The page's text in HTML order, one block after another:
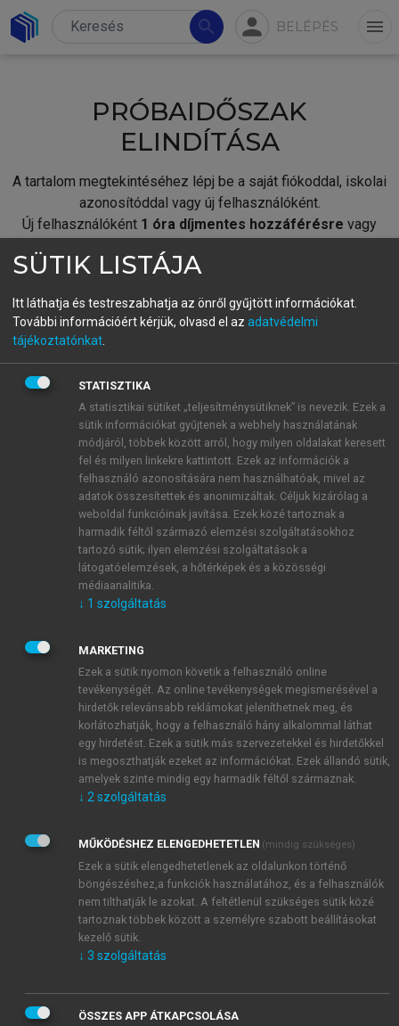
search person BELÉPÉS menu
PRÓBAIDŐSZAK
ELINDÍTÁSA
A tartalom megtekintéséhez lépj be a saját fiókoddal, iskolai
azonosítóddal vagy új felhasználóként.
Új felhasználóként 1 óra díjmentes hozzáférésre vagy
fiókoddal,vagy hozz létre új fiókot.
A regisztráció után apróbaidőszakautomatikusan
BELÉPÉS SAJÁT FIÓKKAL
ÚJ FIÓK LÉTREHOZÁSA
1 óra díjmentes hozzáférés
E-MAIL-CÍM
JELSZÓ
JELSZÓ ÚJRA
Kérek értesítést a MeRSZ újdonságairól, akcióiról.
Kérek értesítést az Akadémiai Kiadó Zrt. újdonságairól,
Adatkezelési tájékoztatóbanfoglaltakat tudomásul
veszem és elfogadom.
Általános vásárlási feltételeket, valamint a szotar.netés a
mersz.huoldalak licencszerződéseiben foglaltakat
tudomásul veszem és elfogadom.
KIPRÓBÁLOM
SÜTIK LISTÁJA
Itt láthatja és testreszabhatja az önről gyűjtött információkat.
További információért kérjük, olvasd el az adatvédelmi
tájékoztatónkat
STATISZTIKA
A statisztikai sütiket „teljesítménysütiknek” is nevezik. Ezek a
sütik információkat gyűjtenek a webhely használatának
módjáról, többek között arról, hogy milyen oldalakat keresett
fel és milyen linkekre kattintott. Ezek az információk a
felhasználó azonosítására nem használhatóak, mivel az
adatok összesítettek és anonimizáltak. Céljuk kizárólag a
weboldal funkcióinak javítása. Ezek közé tartoznak a
harmadik féltől származó elemzési szolgáltatásokhoz
tartozó sütik; ilyen elemzési szolgáltatások a
látogatóelemzések, a hőtérképek és a közösségi
médiaanalitika.
↓ 1 szolgáltatás
MARKETING
Ezek a sütik nyomon követik a felhasználó online
tevékenységét. Az online tevékenységek megismerésével a
hirdetők relevánsabb reklámokat jeleníthetnek meg, és
korlátozhatják, hogy a felhasználó hány alkalommal láthat
egy hirdetést. Ezek a sütik más szervezetekkel és hirdetőkkel
is megoszthatják ezeket az információkat. Ezek állandó sütik,
amelyek szinte mindig egy harmadik féltől származnak.
↓ 2 szolgáltatás
MŰKÖDÉSHEZ ELENGEDHETETLEN (mindig szükséges)
Ezek a sütik elengedhetetlenek az oldalunkon történő
böngészéshez,a funkciók használatához, és a felhasználók
nem tilthatják le azokat. A feltétlenül szükséges sütik közé
tartoznak többek között a személyre szabott beállításokat
kezelő sütik.
↓ 3 szolgáltatás
ÖSSZES APP ÁTKAPCSOLÁSA